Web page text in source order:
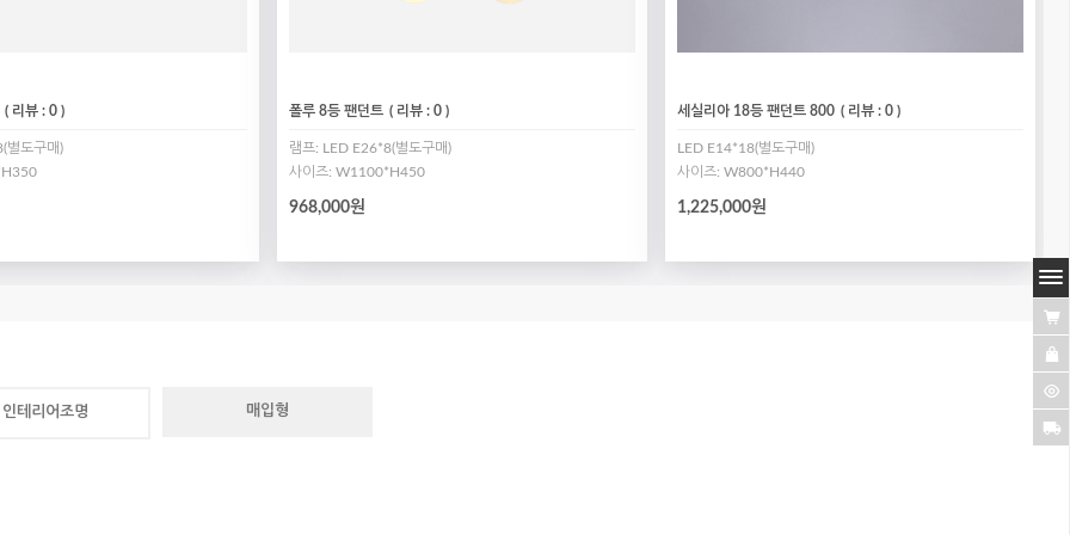
( 리뷰 : 0 )
별도구매)
폴루 8등 팬던트 ( 리뷰 : 0 )
램프: LED E26*8(별도구매)
사이즈: W1100*H450
968,000원
세실리아 18등 팬던트 800 ( 리뷰 : 0 )
LED E14*18(별도구매)
사이즈: W800*H440
1,225,000원
인테리어조명 매입형